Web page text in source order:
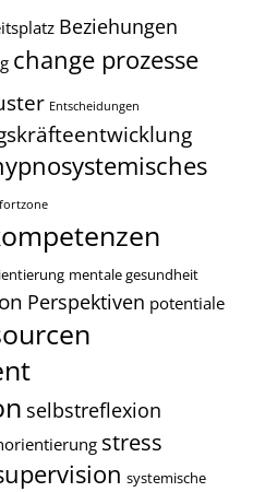
Beziehungen
change prozesse
Entscheidungen
mentale gesundheit
Perspektiven potentiale
selbstreflexion
stress
systemische